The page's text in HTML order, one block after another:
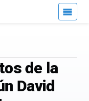
de la
David